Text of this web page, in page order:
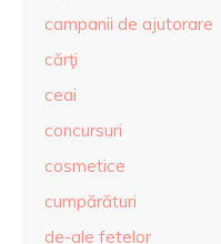
campanii de ajutorare
cărţi
ceai
concursuri
cosmetice
cumpărături
de-ale fetelor